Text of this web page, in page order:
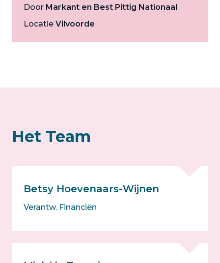
Door Markant en Best Pittig Nationaal
Locatie Vilvoorde
Het Team
Betsy Hoevenaars-Wijnen
Verantw. Financiën